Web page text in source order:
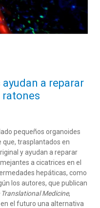
a reparar
ratones
pequeños organoides
que, trasplantados en
y ayudan a reparar
a cicatrices en el
hepáticas, como
los autores, que publican
Translational Medicine,
el futuro una alternativa